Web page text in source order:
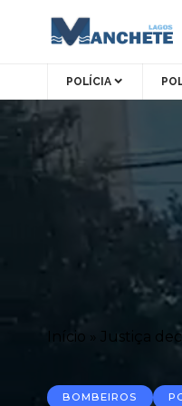
POLÍCIA
Início » Justiça
BOMBEIROS